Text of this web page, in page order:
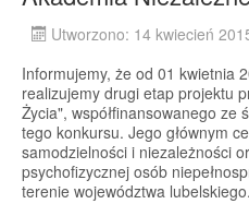
Utworzono: 14 kwiecień
Informujemy, że od 01 kwietnia
realizujemy drugi etap projektu
Życia", współfinansowanego ze
tego konkursu. Jego głównym
samodzielności i niezależności
psychofizycznej osób
terenie województwa lubelskiego.